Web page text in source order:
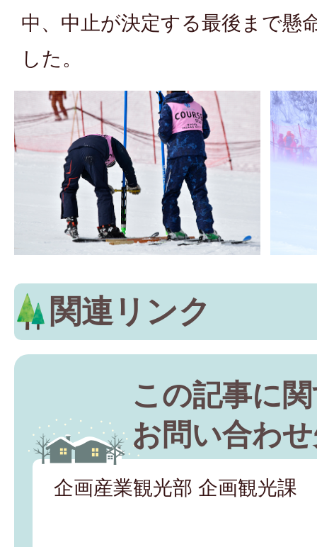
中、中止が決定する最後まで懸
した。
関連リンク
この記事に
お問い合わ
企画産業観光部 企画観光課